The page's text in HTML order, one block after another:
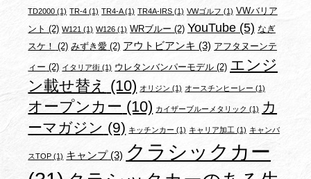
TD2000 (1) TR-4 (1) TR4-A(1) TR4A-IRS(1) VWゴルフ (1) VWバリア
ント (2) W121 (1) W126 (1) WRブルー (2) YouTube(5) なぎ
スケ！ (2) みずき愛 (2) アウトビアンキ (3) アフタヌーンテ
ィー (2) イタリア街 (1) ウレタンバンパーモデル (2) エンジ
ン載せ替え (10) オリジン (1) オースチンヒーレー (1)
オープンカー (10) カイザーブルーメタリック (1) カ
ーマガジン (9) キッチンカー (1) キャリア加工 (1) キャンバ
スTOP (1) キャンプ(3) クラシックカー